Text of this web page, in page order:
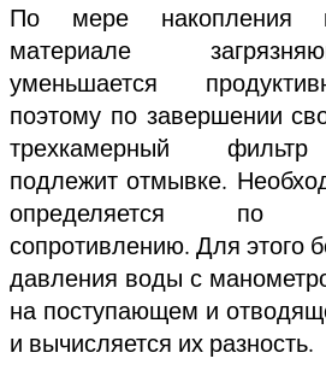
По мере накопления
материале
уменьшается
поэтому по завершении
трехкамерный
подлежит отмывке.
определяется по
сопротивлению. Для этого
давления воды с
на поступающем и
и вычисляется их разность.